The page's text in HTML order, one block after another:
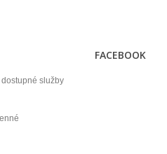
služby
FACEBOOK